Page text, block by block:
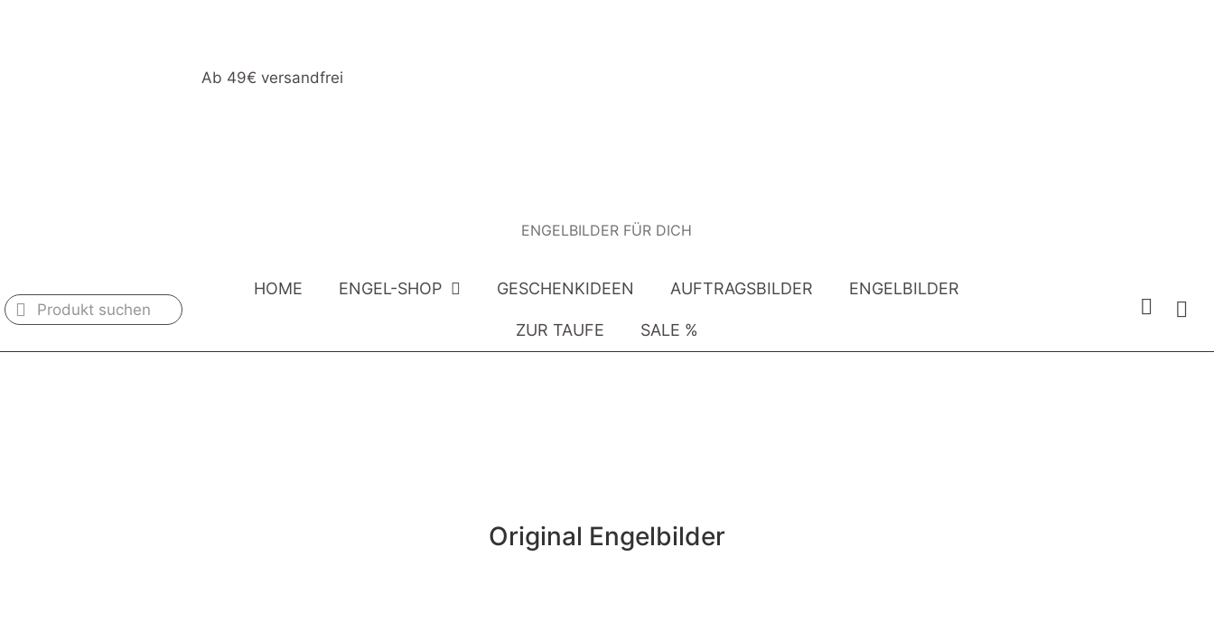
Ab 49€ versandfrei
ENGELBILDER FÜR DICH
HOME ENGEL-SHOP GESCHENKIDEEN AUFTRAGSBILDER ENGELBILDER
ZUR TAUFE SALE %
Original Engelbilder